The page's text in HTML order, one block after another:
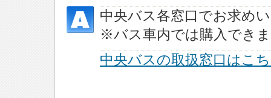
中央バス各窓口でお求め
※バス車内では購入でき
中央バスの取扱窓口はこ